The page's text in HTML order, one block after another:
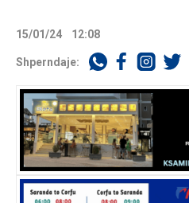
15/01/24 12:08
Shperndaje: